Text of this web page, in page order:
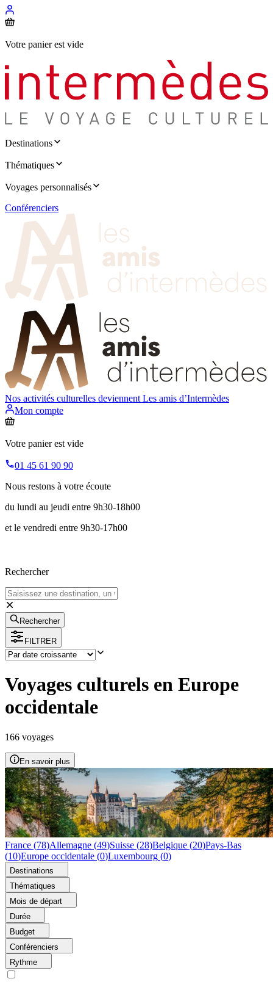
Votre panier est vide
Destinations
Thématiques
Voyages personnalisés
Conférenciers
Nos activités culturelles deviennent Les amis d’Intermèdes
Mon compte
Votre panier est vide
01 45 61 90 90
Nous restons à votre écoute
du lundi au jeudi entre 9h30-18h00
et le vendredi entre 9h30-17h00
Rechercher
Rechercher
FILTRER
Voyages culturels en Europe
occidentale
166 voyages
En savoir plus
France (78)Allemagne (49)Suisse (28)Belgique (20)Pays-Bas
(10)Europe occidentale (0)Luxembourg (0)
Destinations
Thématiques
Mois de départ
Durée
Budget
Conférenciers
Rythme